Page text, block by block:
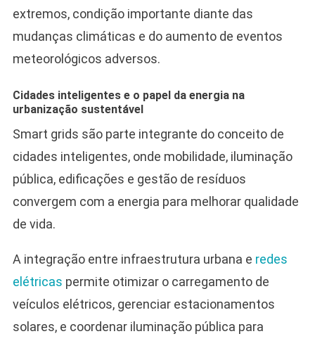
extremos, condição importante diante das
mudanças climáticas e do aumento de eventos
meteorológicos adversos.
Cidades inteligentes e o papel da energia na
urbanização sustentável
Smart grids são parte integrante do conceito de
cidades inteligentes, onde mobilidade, iluminação
pública, edificações e gestão de resíduos
convergem com a energia para melhorar qualidade
de vida.
A integração entre infraestrutura urbana e redes
elétricas permite otimizar o carregamento de
veículos elétricos, gerenciar estacionamentos
solares, e coordenar iluminação pública para